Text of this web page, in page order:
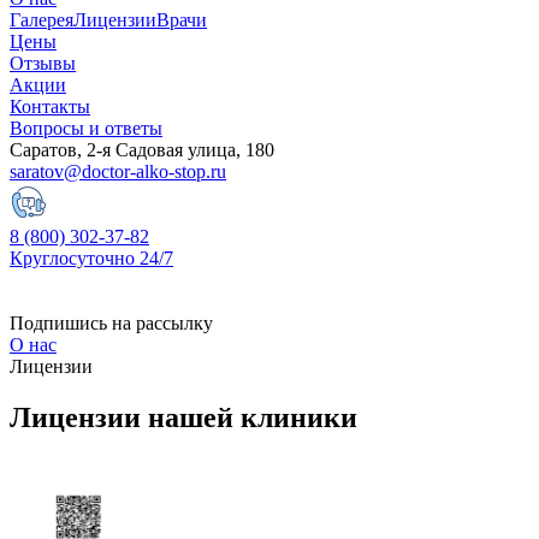
ГалереяЛицензииВрачи
Цены
Отзывы
Акции
Контакты
Вопросы и ответы
Саратов, 2-я Садовая улица, 180
saratov@doctor-alko-stop.ru
8 (800) 302-37-82
Круглосуточно 24/7
Подпишись на рассылку
О нас
Лицензии
Лицензии нашей клиники